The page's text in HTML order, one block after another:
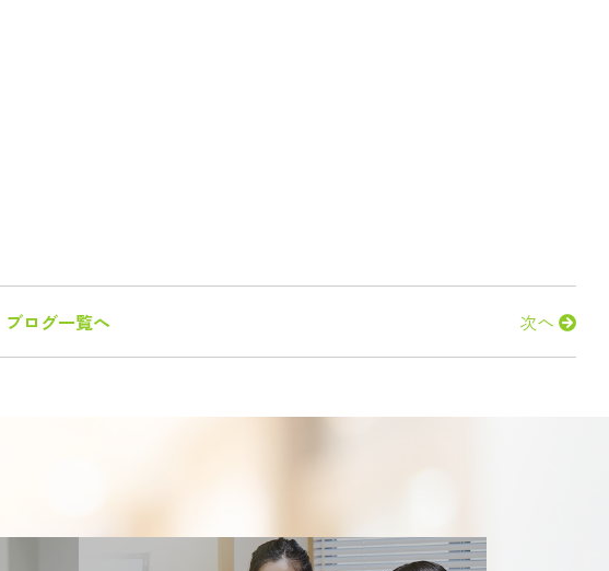
次へ
ブログ一覧へ